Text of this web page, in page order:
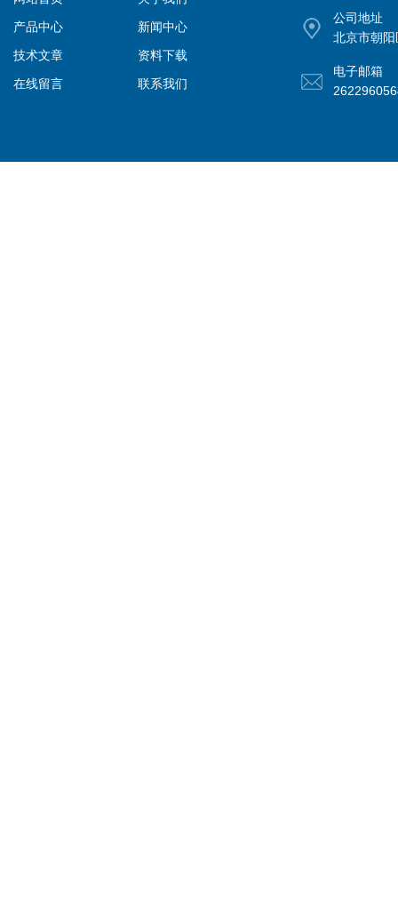
产品中心
新闻中心
技术文章
资料下载
在线留言
联系我们
公司地址
北京市朝
电子邮箱